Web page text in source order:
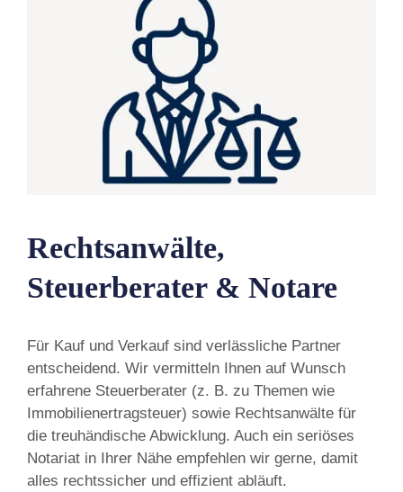
Rechtsanwälte,
Steuerberater & Notare
Für Kauf und Verkauf sind verlässliche Partner
entscheidend. Wir vermitteln Ihnen auf Wunsch
erfahrene Steuerberater (z. B. zu Themen wie
Immobilienertragsteuer) sowie Rechtsanwälte für
die treuhändische Abwicklung. Auch ein seriöses
Notariat in Ihrer Nähe empfehlen wir gerne, damit
alles rechtssicher und effizient abläuft.